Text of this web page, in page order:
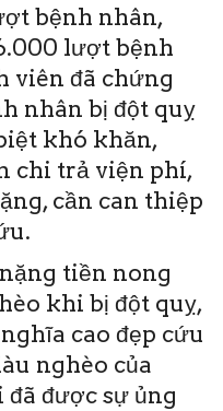
bệnh nhân,
lượt bệnh
viên đã chứng
nhân bị đột quỵ
khó khăn,
chi trả viện phí,
cần can thiệp
tiền nong
khi bị đột quỵ,
cao đẹp cứu
nghèo của
được sự ủng